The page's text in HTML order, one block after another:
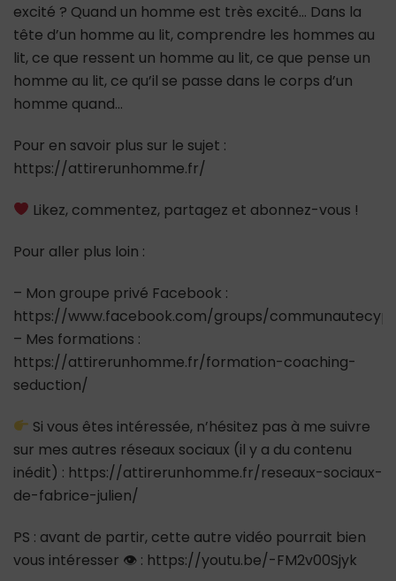
excité ? Quand un homme est très excité… Dans la
tête d’un homme au lit, comprendre les hommes au
lit, ce que ressent un homme au lit, ce que pense un
homme au lit, ce qu’il se passe dans le corps d’un
homme quand…
Pour en savoir plus sur le sujet :
https://attirerunhomme.fr/
Likez, commentez, partagez et abonnez-vous !
Pour aller plus loin :
– Mon groupe privé Facebook :
https://www.facebook.com/groups/
– Mes formations :
https://attirerunhomme.fr/formation-coaching-
seduction/
Si vous êtes intéressée, n’hésitez pas à me suivre
sur mes autres réseaux sociaux (il y a du contenu
inédit) : https://attirerunhomme.fr/reseaux-sociaux-
de-fabrice-julien/
PS : avant de partir, cette autre vidéo pourrait bien
vous intéresser 👁 : https://youtu.be/-FM2v00Sjyk